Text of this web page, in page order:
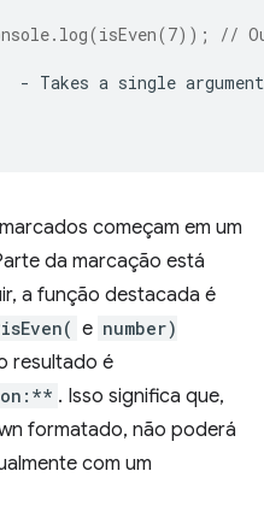
//
- Takes a single
começam em um
da marcação está
a função destacada é
e number)
resultado é
. Isso significa que,
formatado, não poderá
com um